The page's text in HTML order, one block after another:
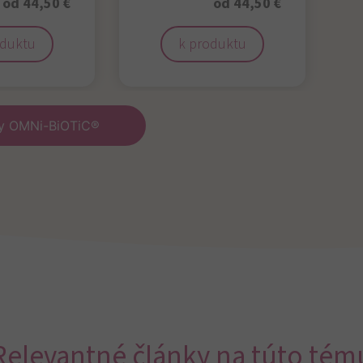
k produktu
OMNi-BiOTiC®